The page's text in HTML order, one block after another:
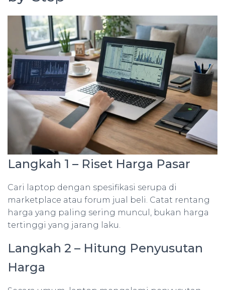
Langkah 1 – Riset Harga Pasar
Cari laptop dengan spesifikasi serupa di
marketplace atau forum jual beli. Catat rentang
harga yang paling sering muncul, bukan harga
tertinggi yang jarang laku.
Langkah 2 – Hitung Penyusutan
Harga